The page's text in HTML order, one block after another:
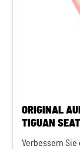
Škoda Unser
bieten wir
oder in der
Ihres
gewünschte
ORIGINAL
TIGUAN
Verbessern